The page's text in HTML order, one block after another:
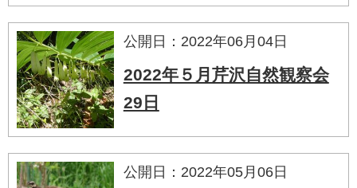
公開日：2022年06月04日
2022年５月芹沢自然観察会
29日
公開日：2022年05月06日